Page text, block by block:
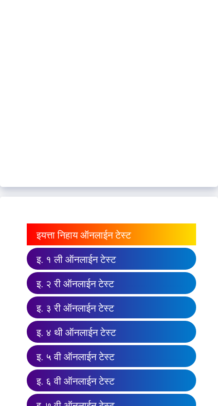
इयत्ता निहाय ऑनलाईन टेस्ट
इ. १ ली ऑनलाईन टेस्ट
इ. २ री ऑनलाईन टेस्ट
इ. ३ री ऑनलाईन टेस्ट
इ. ४ थी ऑनलाईन टेस्ट
इ. ५ वी ऑनलाईन टेस्ट
इ. ६ वी ऑनलाईन टेस्ट